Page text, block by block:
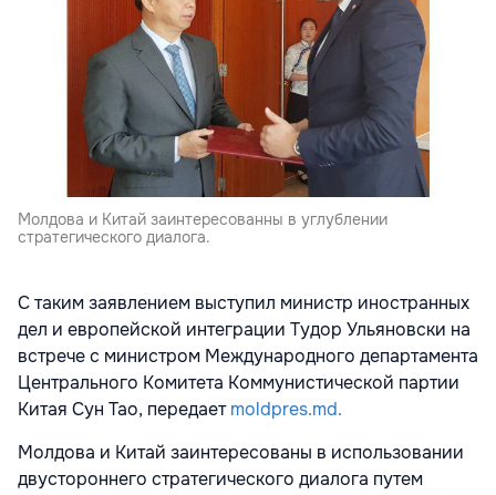
Молдова и Китай заинтересованны в углублении
стратегического диалога.
С таким заявлением выступил министр иностранных
дел и европейской интеграции Тудор Ульяновски на
встрече с министром Международного департамента
Центрального Комитета Коммунистической партии
Китая Сун Тао, передаетmoldpres.md.
Молдова и Китай заинтересованы в использовании
двустороннего стратегического диалога путем